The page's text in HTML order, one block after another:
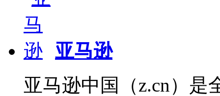
亚马逊
亚马逊中国（z.cn）是